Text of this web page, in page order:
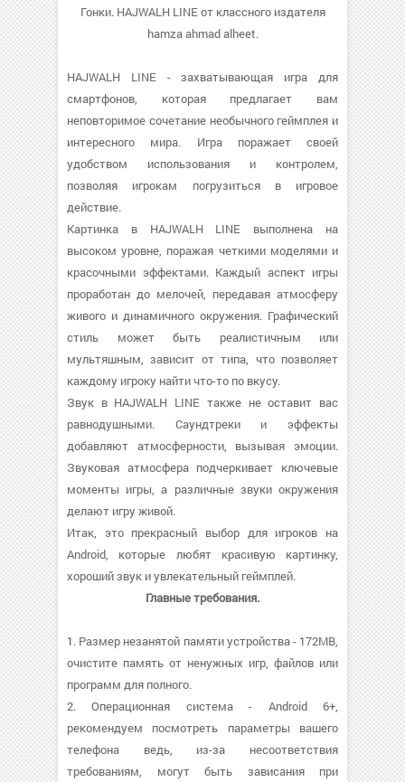
Гонки. HAJWALH LINE от классного издателя
hamza ahmad alheet.
HAJWALH LINE - захватывающая игра для
смартфонов, которая предлагает вам
неповторимое сочетание необычного геймплея и
интересного мира. Игра поражает своей
удобством использования и контролем,
позволяя игрокам погрузиться в игровое
действие.
Картинка в HAJWALH LINE выполнена на
высоком уровне, поражая четкими моделями и
красочными эффектами. Каждый аспект игры
проработан до мелочей, передавая атмосферу
живого и динамичного окружения. Графический
стиль может быть реалистичным или
мультяшным, зависит от типа, что позволяет
каждому игроку найти что-то по вкусу.
Звук в HAJWALH LINE также не оставит вас
равнодушными. Саундтреки и эффекты
добавляют атмосферности, вызывая эмоции.
Звуковая атмосфера подчеркивает ключевые
моменты игры, а различные звуки окружения
делают игру живой.
Итак, это прекрасный выбор для игроков на
Android, которые любят красивую картинку,
хороший звук и увлекательный геймплей.
Главные требования.
1. Размер незанятой памяти устройства - 172MB,
очистите память от ненужных игр, файлов или
программ для полного.
2. Операционная система - Android 6+,
рекомендуем посмотреть параметры вашего
телефона ведь, из-за несоответствия
требованиям, могут быть зависания при